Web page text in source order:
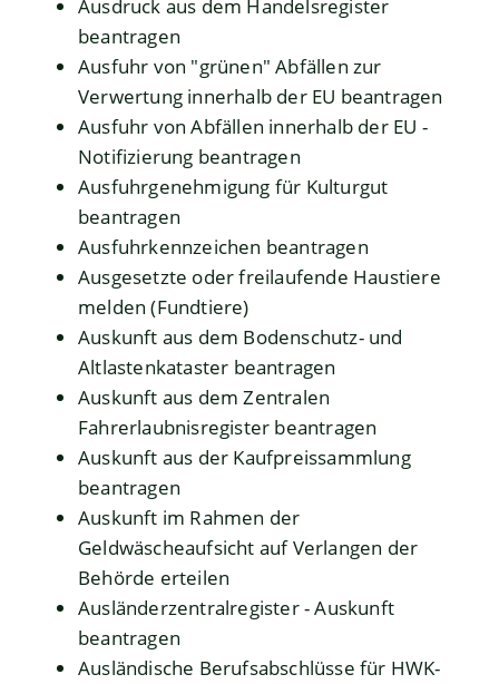
Ausdruck aus dem Handelsregister
beantragen
Ausfuhr von "grünen" Abfällen zur
Verwertung innerhalb der EU beantragen
Ausfuhr von Abfällen innerhalb der EU -
Notifizierung beantragen
Ausfuhrgenehmigung für Kulturgut
beantragen
Ausfuhrkennzeichen beantragen
Ausgesetzte oder freilaufende Haustiere
melden (Fundtiere)
Auskunft aus dem Bodenschutz- und
Altlastenkataster beantragen
Auskunft aus dem Zentralen
Fahrerlaubnisregister beantragen
Auskunft aus der Kaufpreissammlung
beantragen
Auskunft im Rahmen der
Geldwäscheaufsicht auf Verlangen der
Behörde erteilen
Ausländerzentralregister - Auskunft
beantragen
Ausländische Berufsabschlüsse für HWK-